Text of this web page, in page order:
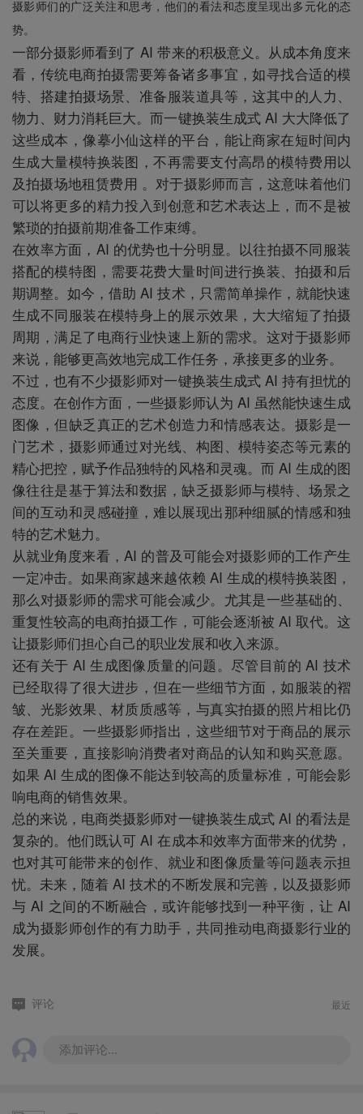
摄影师们的广泛关注和思考，他们的看法和态度呈现出多元化的态
势。
一部分摄影师看到了 AI 带来的积极意义。从成本角度来
看，传统电商拍摄需要筹备诸多事宜，如寻找合适的模
特、搭建拍摄场景、准备服装道具等，这其中的人力、
物力、财力消耗巨大。而一键换装生成式 AI 大大降低了
这些成本，像摹小仙这样的平台，能让商家在短时间内
生成大量模特换装图，不再需要支付高昂的模特费用以
及拍摄场地租赁费用 。对于摄影师而言，这意味着他们
可以将更多的精力投入到创意和艺术表达上，而不是被
繁琐的拍摄前期准备工作束缚。
在效率方面，AI 的优势也十分明显。以往拍摄不同服装
搭配的模特图，需要花费大量时间进行换装、拍摄和后
期调整。如今，借助 AI 技术，只需简单操作，就能快速
生成不同服装在模特身上的展示效果，大大缩短了拍摄
周期，满足了电商行业快速上新的需求。这对于摄影师
来说，能够更高效地完成工作任务，承接更多的业务。
不过，也有不少摄影师对一键换装生成式 AI 持有担忧的
态度。在创作方面，一些摄影师认为 AI 虽然能快速生成
图像，但缺乏真正的艺术创造力和情感表达。摄影是一
门艺术，摄影师通过对光线、构图、模特姿态等元素的
精心把控，赋予作品独特的风格和灵魂。而 AI 生成的图
像往往是基于算法和数据，缺乏摄影师与模特、场景之
间的互动和灵感碰撞，难以展现出那种细腻的情感和独
特的艺术魅力。
从就业角度来看，AI 的普及可能会对摄影师的工作产生
一定冲击。如果商家越来越依赖 AI 生成的模特换装图，
那么对摄影师的需求可能会减少。尤其是一些基础的、
重复性较高的电商拍摄工作，可能会逐渐被 AI 取代。这
让摄影师们担心自己的职业发展和收入来源。
还有关于 AI 生成图像质量的问题。尽管目前的 AI 技术
已经取得了很大进步，但在一些细节方面，如服装的褶
皱、光影效果、材质质感等，与真实拍摄的照片相比仍
存在差距。一些摄影师指出，这些细节对于商品的展示
至关重要，直接影响消费者对商品的认知和购买意愿。
如果 AI 生成的图像不能达到较高的质量标准，可能会影
响电商的销售效果。
总的来说，电商类摄影师对一键换装生成式 AI 的看法是
复杂的。他们既认可 AI 在成本和效率方面带来的优势，
也对其可能带来的创作、就业和图像质量等问题表示担
忧。未来，随着 AI 技术的不断发展和完善，以及摄影师
与 AI 之间的不断融合，或许能够找到一种平衡，让 AI
成为摄影师创作的有力助手，共同推动电商摄影行业的
发展。
评论 最近
添加评论...